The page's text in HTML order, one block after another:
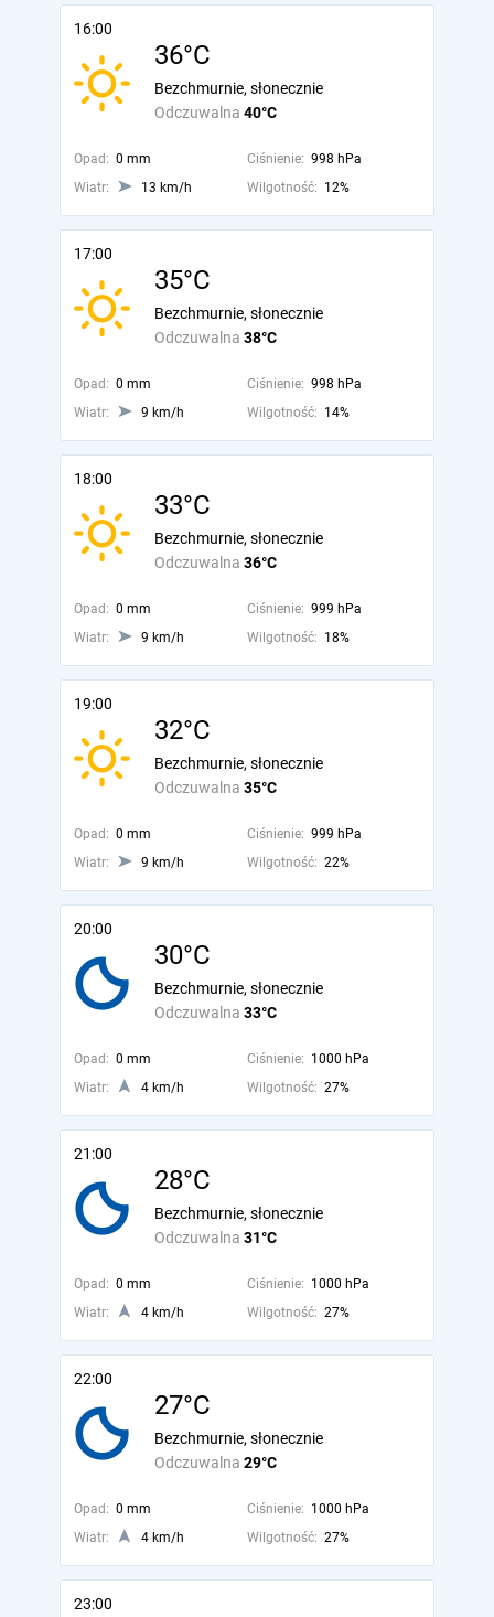
16:00
36°C
Odczuwalna 40°C
Bezchmurnie, słonecznie
Opad: 0 mm Ciśnienie: 998 hPa
Wiatr:
13 km/h Wilgotność: 12%
17:00
35°C
Odczuwalna 38°C
Bezchmurnie, słonecznie
Opad: 0 mm Ciśnienie: 998 hPa
Wiatr:
9 km/h Wilgotność: 14%
18:00
33°C
Odczuwalna 36°C
Bezchmurnie, słonecznie
Opad: 0 mm Ciśnienie: 999 hPa
Wiatr:
9 km/h Wilgotność: 18%
19:00
32°C
Odczuwalna 35°C
Bezchmurnie, słonecznie
Opad: 0 mm Ciśnienie: 999 hPa
Wiatr:
9 km/h Wilgotność: 22%
20:00
30°C
Odczuwalna 33°C
Bezchmurnie, słonecznie
Opad: 0 mm Ciśnienie: 1000 hPa
Wiatr:
4 km/h Wilgotność: 27%
21:00
28°C
Odczuwalna 31°C
Bezchmurnie, słonecznie
Opad: 0 mm Ciśnienie: 1000 hPa
Wiatr:
4 km/h Wilgotność: 27%
22:00
27°C
Odczuwalna 29°C
Bezchmurnie, słonecznie
Opad: 0 mm Ciśnienie: 1000 hPa
Wiatr:
4 km/h Wilgotność: 27%
23:00